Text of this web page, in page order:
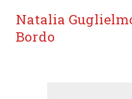
Natalia
Bordo